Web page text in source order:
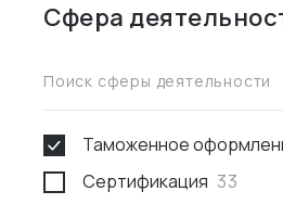
Сфера
Поиск сферы деятельности
Таможенное
Сертификация 33